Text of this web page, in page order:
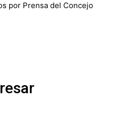
por Prensa del Concejo